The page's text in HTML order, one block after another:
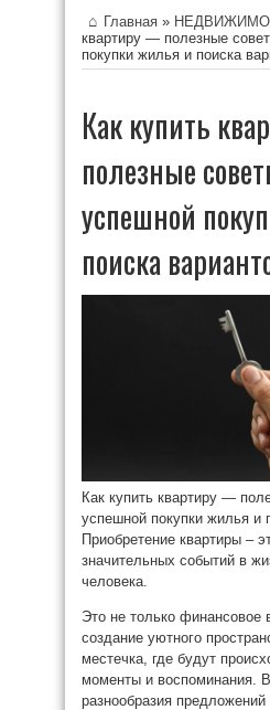
Главная »
квартиру — полезные
покупки жилья и поиска
Как купить
полезные
успешной
поиска
Как купить квартиру —
успешной покупки жилья и
Приобретение квартиры –
значительных событий в
человека.
Это не только финансовое
создание уютного
местечка, где будут
моменты и воспоминания.
разнообразия